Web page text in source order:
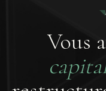
Vous